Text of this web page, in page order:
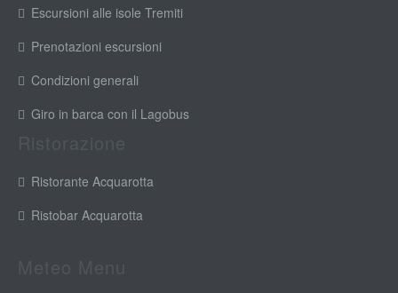
Escursioni alle isole Tremiti
Prenotazioni escursioni
Condizioni generali
Giro in barca con il Lagobus
Ristorante Acquarotta
Ristobar Acquarotta